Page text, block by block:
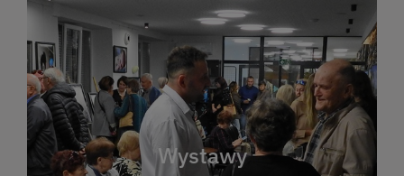
Wystawy
malarstwo, fotografię, rękodzieło i inne formy
artystyczne. Każda wystawa to wyjątkowa okazja
do kontaktu z kulturą i sztuką w przestrzeni
biblioteki. Serdecznie zapraszamy wszystkich
miłośników estetycznych doznań!
WIĘCEJ